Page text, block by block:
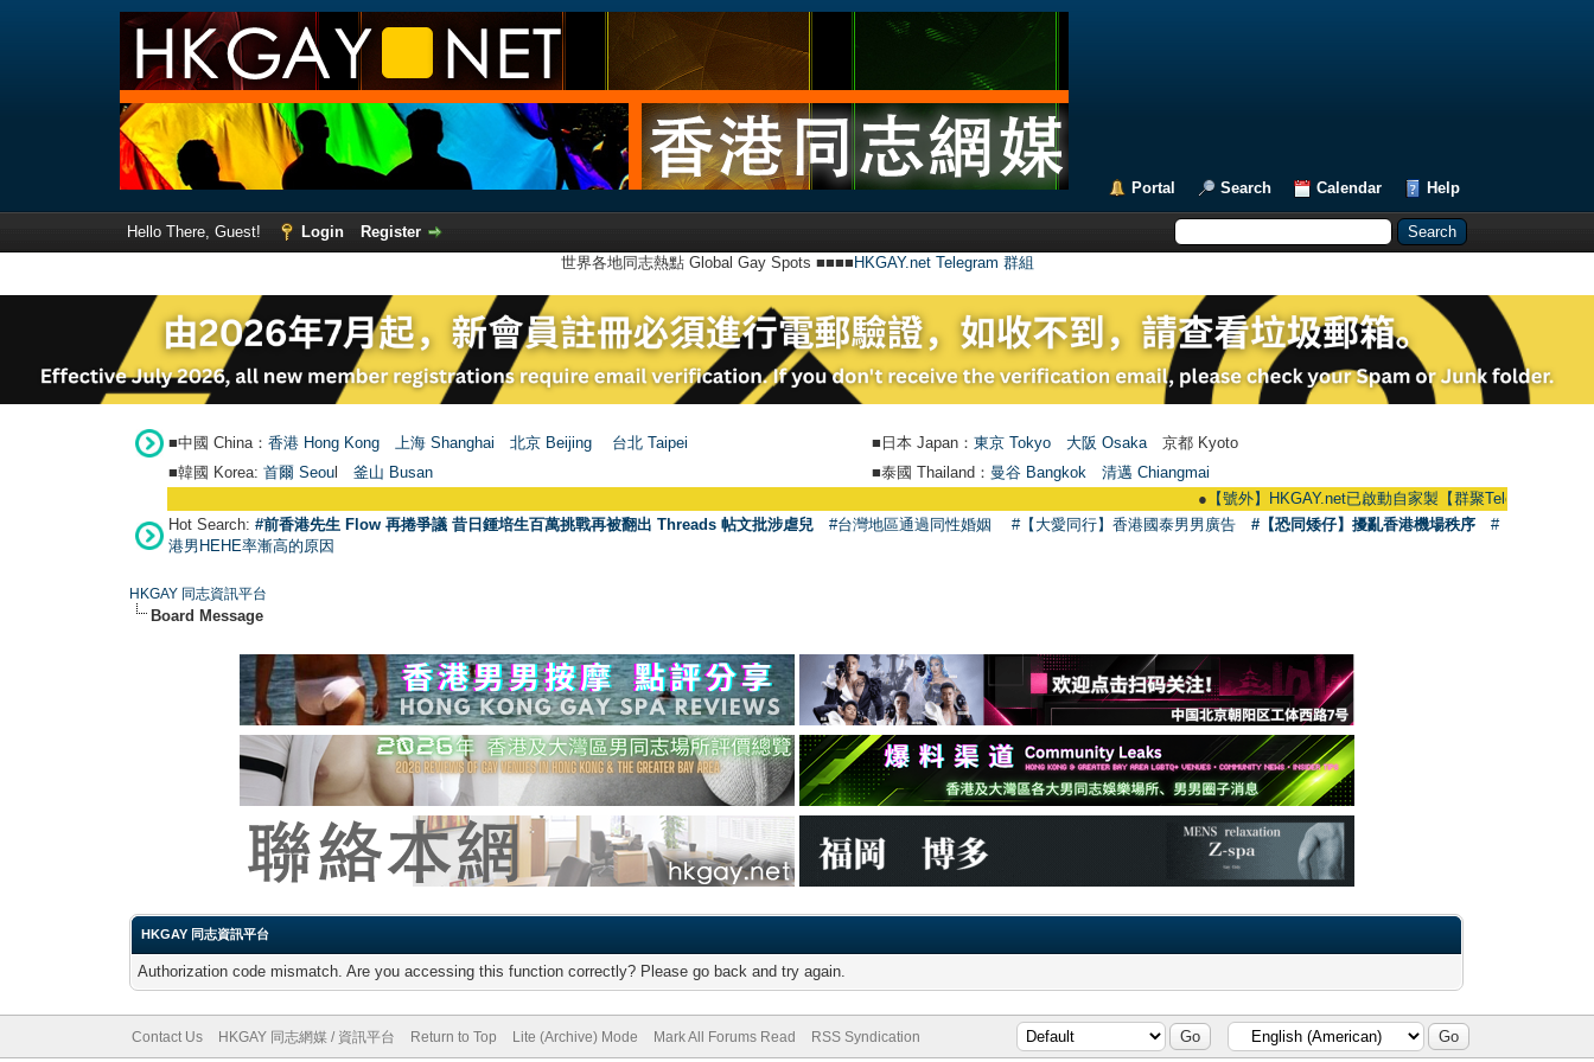
Portal Search Calendar Help
Hello There, Guest! Login
Register
世界各地同志熱點 Global Gay Spots ■■■■ HKGAY.net Telegram 群組
■中國 China： 香港 Hong Kong 上海 Shanghai 北京 Beijing 台北 Taipei ■日本 Japan： 東京 Tokyo 大阪 Osaka 京都 Kyoto
■韓國 Korea: 首爾 Seou 釜山 Busan ■泰國 Thailand： 曼谷 Bangkok
清邁 Chiangmai
【號外】HKGAY.net已啟動自家製【群聚Telegram群組】
Hot Search: #前香港先生 Flow 再捲爭議 昔日鍾培生百萬挑戰再被翻出 Threads 帖文批涉虐兒 #台灣地區通過同性婚姻 #【大愛同行】香港國泰男男廣告 #【恐同矮仔】擾亂香港機場秩序
#
港男HEHE率漸高的原因
HKGAY 同志資訊平台
Board Message
HKGAY 同志資訊平台
Authorization code mismatch. Are you accessing this function correctly? Please go back and try again.
Contact Us HKGAY 同志網媒 / 資訊平台 Return to Top Lite (Archive) Mode Mark All Forums Read RSS Syndication